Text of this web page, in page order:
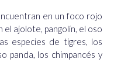
en un foco rojo
ajolote, pangolín, el oso
especies de tigres, los
panda, los chimpancés y